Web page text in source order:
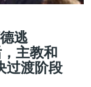
逃
，主教和
过渡阶段